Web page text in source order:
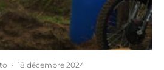
· 18 décembre 2024